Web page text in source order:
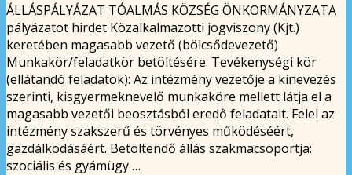
ÁLLÁSPÁLYÁZAT TÓALMÁS KÖZSÉG ÖNKORMÁNYZATA
pályázatot hirdet Közalkalmazotti jogviszony (Kjt.)
keretében magasabb vezető (bölcsődevezető)
Munkakör/feladatkör betöltésére. Tevékenységi kör
(ellátandó feladatok): Az intézmény vezetője a kinevezés
szerinti, kisgyermeknevelő munkaköre mellett látja el a
magasabb vezetői beosztásból eredő feladatait. Felel az
intézmény szakszerű és törvényes működéséért,
gazdálkodásáért. Betöltendő állás szakmacsoportja:
szociális és gyámügy …